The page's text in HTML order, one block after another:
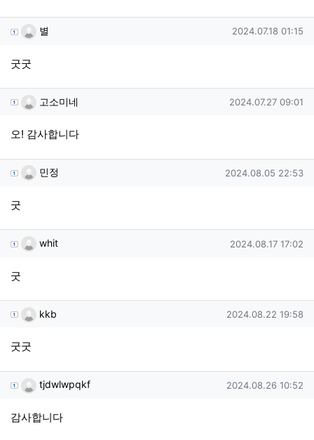
별님의 댓글
별 작성일
2024.07.18 01:15
굿굿
고소미네님의 댓글
고소미네 작성일
2024.07.27 09:01
오! 감사합니다
민정님의 댓글
민정 작성일
2024.08.05 22:53
굿
whit님의 댓글
whit 작성일
2024.08.17 17:02
굿
kkb님의 댓글
kkb 작성일
2024.08.22 19:58
굿굿
tjdwlwpqkf님의 댓글
tjdwlwpqkf 작성일
2024.08.26 10:52
감사합니다